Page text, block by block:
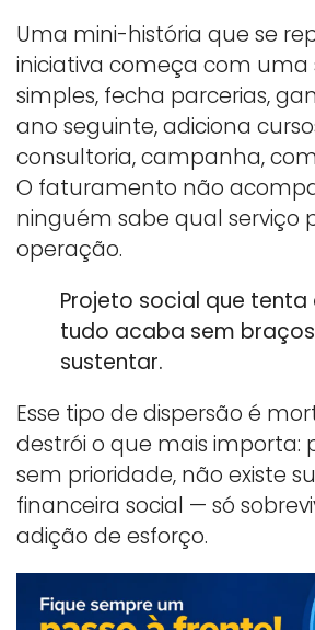
Uma mini-história que se
iniciativa começa com uma
simples, fecha parcerias,
ano seguinte, adiciona
consultoria, campanha,
O faturamento não
ninguém sabe qual serviço
operação.
Projeto social que
tudo acaba sem
sustentar.
Esse tipo de dispersão é
destrói o que mais importa:
sem prioridade, não existe
financeira social — só
adição de esforço.